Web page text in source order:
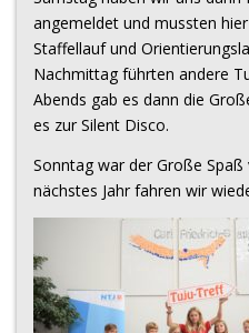
angemeldet und mussten
Staffellauf und
Nachmittag führten andere
Abends gab es dann die
es zur Silent Disco.
Sonntag war der Große
nächstes Jahr fahren wir